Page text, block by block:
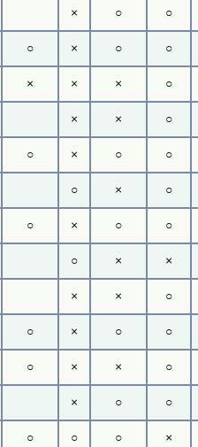
× ○ ○
○ × ○ ○
× × × ○
× × ○
○ × ○ ○
○ × ○
○ × ○ ○
○ × ×
× × ○
○ × ○ ○
○ × × ○
× ○ ○
○ ○ ○ ×